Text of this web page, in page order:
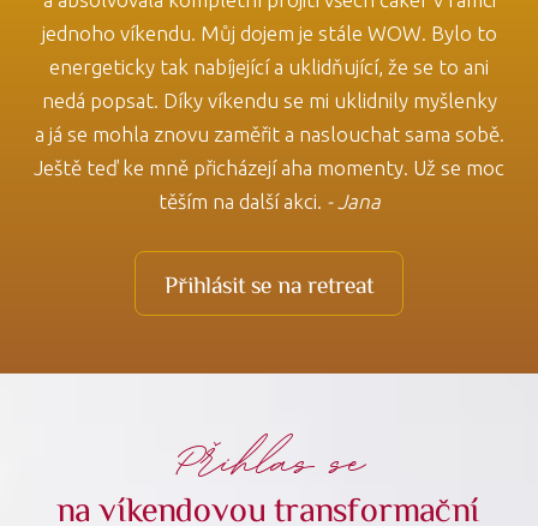
jednoho víkendu. Můj dojem je stále WOW. Bylo to
energeticky tak nabíjející a uklidňující, že se to ani
nedá popsat. Díky víkendu se mi uklidnily myšlenky
a já se mohla znovu zaměřit a naslouchat sama sobě.
Ještě teď ke mně přicházejí aha momenty. Už se moc
těším na další akci. - Jana
Přihlásit se na retreat
Přihlas se
na víkendovou transformační